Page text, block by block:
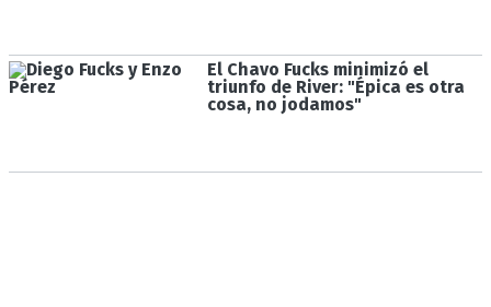
El Chavo Fucks minimizó el
triunfo de River: "Épica es otra
cosa, no jodamos"